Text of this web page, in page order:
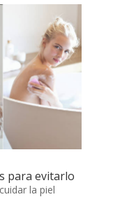
para evitarlo
la piel